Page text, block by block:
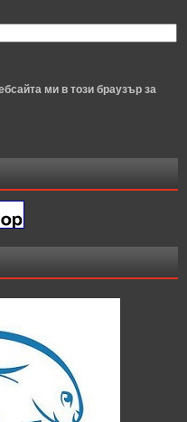
ми в този браузър за